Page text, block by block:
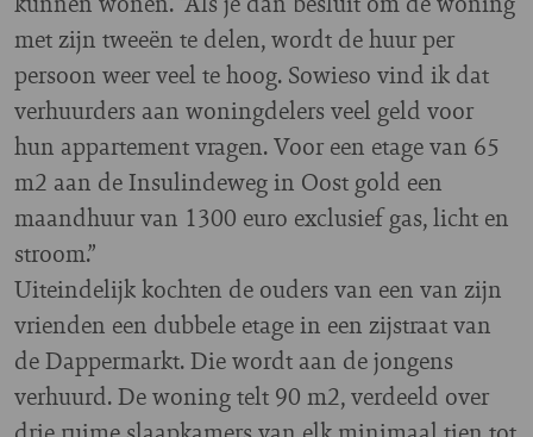
met zijn tweeën te delen, wordt de huur per
persoon weer veel te hoog. Sowieso vind ik dat
verhuurders aan woningdelers veel geld voor
hun appartement vragen. Voor een etage van 65
m2 aan de Insulindeweg in Oost gold een
maandhuur van 1300 euro exclusief gas, licht en
stroom.”
Uiteindelijk kochten de ouders van een van zijn
vrienden een dubbele etage in een zijstraat van
de Dappermarkt. Die wordt aan de jongens
verhuurd. De woning telt 90 m2, verdeeld over